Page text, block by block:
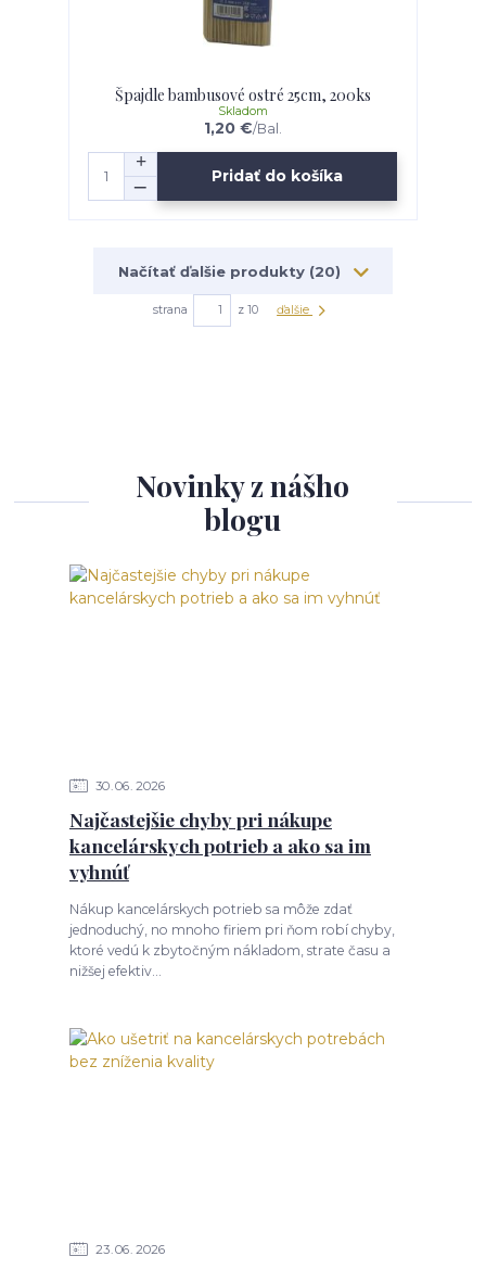
Špajdle bambusové ostré 25cm, 200ks
1,20 €/Bal.
Skladom
Pridať do košíka
Načítať ďalšie produkty (20)
strana z 10 ďalšie
Novinky z nášho
blogu
30 06 2026
Najčastejšie chyby pri nákupe
kancelárskych potrieb a ako sa im
vyhnúť
Nákup kancelárskych potrieb sa môže zdať
jednoduchý, no mnoho firiem pri ňom robí chyby,
ktoré vedú k zbytočným nákladom, strate času a
nižšej efektiv...
23 06 2026